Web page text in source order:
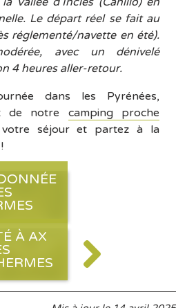
Le départ réel se fait au
réglementé/navette en été).
avec un dénivelé
4 heures aller-retour.
dans les Pyrénées,
de notre camping proche
votre séjour et partez à la
À AX